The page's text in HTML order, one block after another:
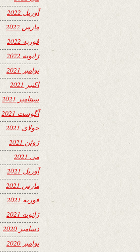
آوریل 2022
مارس 2022
فوریه 2022
ژانویه 2022
نوامبر 2021
اکتبر 2021
سپتامبر 2021
آگوست 2021
جولای 2021
ژوئن 2021
می 2021
آوریل 2021
مارس 2021
فوریه 2021
ژانویه 2021
دسامبر 2020
نوامبر 2020